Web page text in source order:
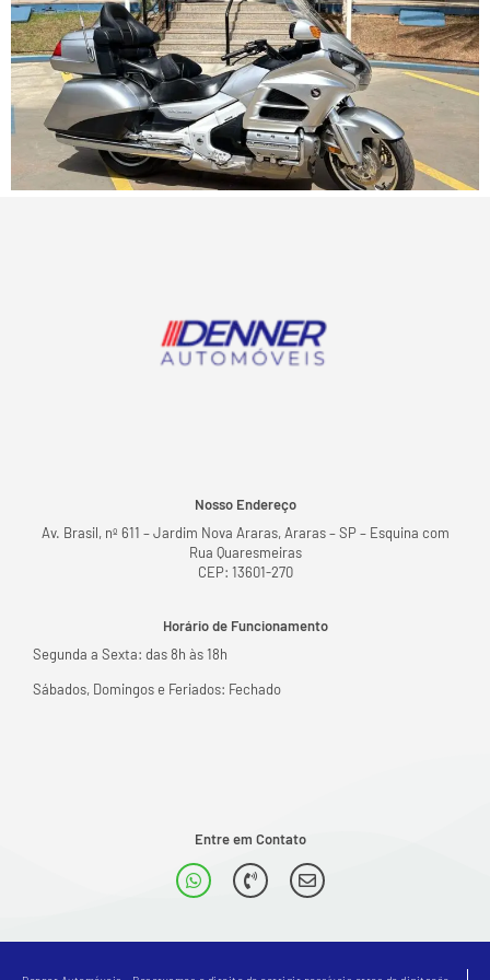
Nosso Endereço
Av. Brasil, nº 611 – Jardim Nova Araras, Araras – SP – Esquina com
Rua Quaresmeiras
CEP: 13601-270
Horário de Funcionamento
Segunda a Sexta: das 8h às 18h
Sábados, Domingos e Feriados: Fechado
Entre em Contato